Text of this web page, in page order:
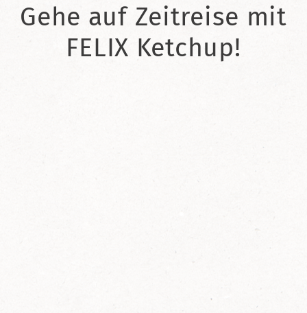
Gehe auf Zeitreise mit
FELIX Ketchup!